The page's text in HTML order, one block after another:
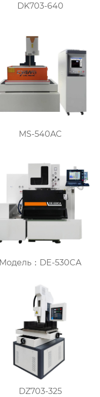
DK703-640
MS-540AC
Модель：DE-530CA
DZ703-325